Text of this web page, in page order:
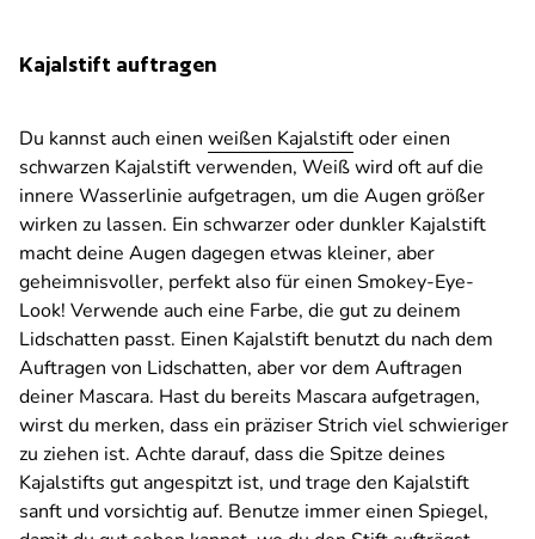
Kajalstift auftragen
Du kannst auch einen weißen Kajalstiftoder einen
schwarzen Kajalstift verwenden, Weiß wird oft auf die
innere Wasserlinie aufgetragen, um die Augen größer
wirken zu lassen. Ein schwarzer oder dunkler Kajalstift
macht deine Augen dagegen etwas kleiner, aber
geheimnisvoller, perfekt also für einen Smokey-Eye-
Look! Verwende auch eine Farbe, die gut zu deinem
Lidschatten passt. Einen Kajalstift benutzt du nach dem
Auftragen von Lidschatten, aber vor dem Auftragen
deiner Mascara. Hast du bereits Mascara aufgetragen,
wirst du merken, dass ein präziser Strich viel schwieriger
zu ziehen ist. Achte darauf, dass die Spitze deines
Kajalstifts gut angespitzt ist, und trage den Kajalstift
sanft und vorsichtig auf. Benutze immer einen Spiegel,